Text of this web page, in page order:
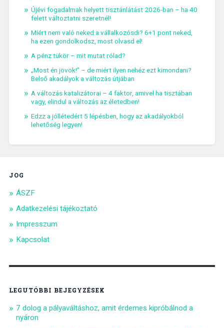
Újévi fogadalmak helyett tisztánlátást 2026-ban – ha 40
felett változtatni szeretnél!
Miért nem való neked a vállalkozósdi? 6+1 pont neked,
ha ezen gondolkodsz, most olvasd el!
A pénz tükör – mit mutat rólad?
„Most én jövök!” – de miért ilyen nehéz ezt kimondani?
Belső akadályok a változás útjában
A változás katalizátorai – 4 faktor, amivel ha tisztában
vagy, elindul a változás az életedben!
Edzz a jóllétedért 5 lépésben, hogy az akadályokból
lehetőség legyen!
JOG
ÁSZF
Adatkezelési tájékoztató
Impresszum
Kapcsolat
LEGUTÓBBI BEJEGYZÉSEK
7 dolog a pályaváltáshoz, amit érdemes kipróbálnod a
nyáron